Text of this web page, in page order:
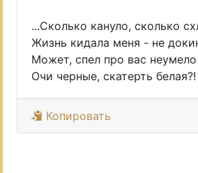
...Сколько кануло, сколько
Жизнь кидала меня - не
Может, спел про вас неумело
Очи черные, скатерть белая?!
Копировать